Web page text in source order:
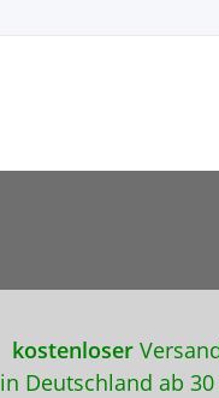
kostenloser
in Deutschland ab 30